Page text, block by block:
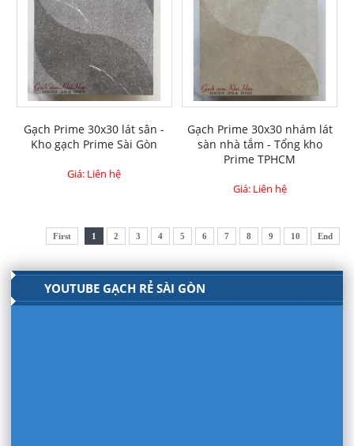
Gạch Prime 30x30 lát sân -
Kho gạch Prime Sài Gòn
Giá: Liên hệ
Gạch Prime 30x30 nhám lát
sàn nhà tắm - Tổng kho
Prime TPHCM
Giá: Liên hệ
First 1 2 3 4 5 6 7 8 9 10 End
YOUTUBE GẠCH RẺ SÀI GÒN